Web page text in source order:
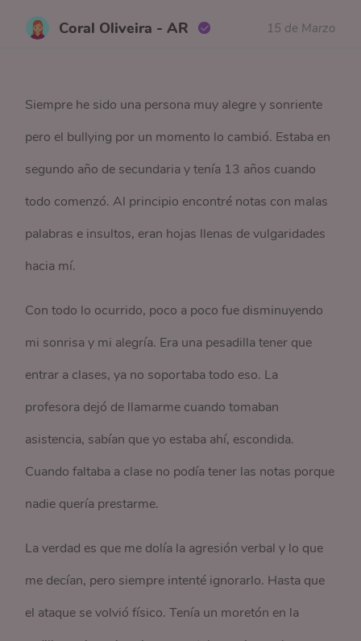
Coral Oliveira - AR 15 de Marzo
Siempre he sido una persona muy alegre y sonriente
pero el bullying por un momento lo cambió. Estaba en
segundo año de secundaria y tenía 13 años cuando
todo comenzó. Al principio encontré notas con malas
palabras e insultos, eran hojas llenas de vulgaridades
hacia mí.
Con todo lo ocurrido, poco a poco fue disminuyendo
mi sonrisa y mi alegría. Era una pesadilla tener que
entrar a clases, ya no soportaba todo eso. La
profesora dejó de llamarme cuando tomaban
asistencia, sabían que yo estaba ahí, escondida.
Cuando faltaba a clase no podía tener las notas porque
nadie quería prestarme.
La verdad es que me dolía la agresión verbal y lo que
me decían, pero siempre intenté ignorarlo. Hasta que
el ataque se volvió físico. Tenía un moretón en la